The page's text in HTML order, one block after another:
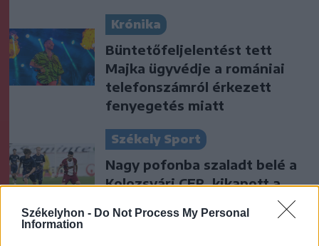
Székelyhon - Do Not Process My Personal
Information
Krónika
Büntetőfeljelentést tett
Majka ügyvédje a romániai
telefonszámról érkezett
fenyegetés miatt
Székely Sport
Nagy pofonba szaladt belé a
Kolozsvári CFR, kikapott a